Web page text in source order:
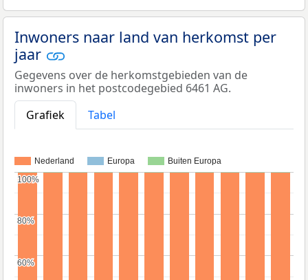
Inwoners naar land van herkomst per
jaar
Gegevens over de herkomstgebieden van de
inwoners in het postcodegebied 6461 AG.
Grafiek
Tabel
Nederland Europa Buiten Europa
60%
60%
80%
80%
100%
100%